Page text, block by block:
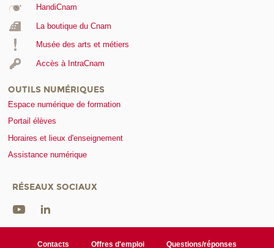
HandiCnam
La boutique du Cnam
Musée des arts et métiers
Accès à IntraCnam
OUTILS NUMÉRIQUES
Espace numérique de formation
Portail élèves
Horaires et lieux d'enseignement
Assistance numérique
RÉSEAUX SOCIAUX
Contacts Offres d'emploi Questions/réponses